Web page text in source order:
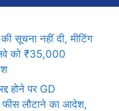
सूचना नहीं दी, मीटिंग
को ₹35,000
होने पर GD
लौटाने का आदेश,